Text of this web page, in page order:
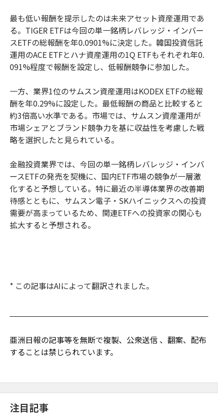
最も低い報酬を提示したのは未来アセット資産運用であ
る。TIGER ETFは今回の単一銘柄レバレッジ・インバー
スETFの総報酬を年0.0901%に決定した。韓国投資信託
運用のACE ETFとハナ資産運用の1Q ETFもそれぞれ年0.
091%程度で報酬を設定し、低報酬競争に参加した。
一方、業界1位のサムスン資産運用はKODEX ETFの総報
酬を年0.29%に設定した。最低報酬の商品と比較すると
約3倍高い水準である。市場では、サムスン資産運用が
市場シェアとブランド競争力を基に収益性を考慮した戦
略を選択したと見られている。
金融投資業界では、今回の単一銘柄レバレッジ・インバ
ースETFの発売を契機に、国内ETF市場の競争が一層激
化すると予想している。特に最近の半導体業界の改善期
待感とともに、サムスン電子・SKハイニックスへの投資
需要が高まっているため、関連ETFへの投資家の関心も
拡大すると予想される。
* この記事はAIによって翻訳されました。
亜洲日報の記事等を無断で複製、公衆送信 、翻案、配布
することは禁じられています。
注目記事